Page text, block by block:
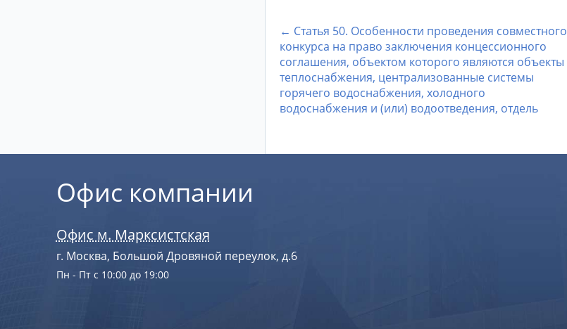
← Статья 50. Особенности проведения совместного
конкурса на право заключения концессионного
соглашения, объектом которого являются объекты
теплоснабжения, централизованные системы
горячего водоснабжения, холодного
водоснабжения и (или) водоотведения, отдель
Офис компании
Офис м. Марксистская
г. Москва, Большой Дровяной переулок, д.6
Пн - Пт с 10:00 до 19:00